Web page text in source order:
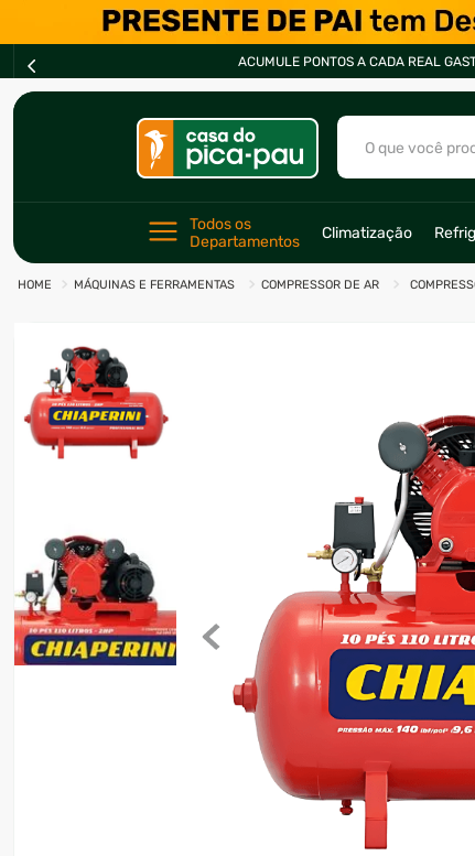
ACUMULE PONTOS A CADA REAL
O que você
Todos os
Departamentos
Climatização
MÁQUINAS E FERRAMENTAS COMPRESSOR DE AR
2º
fogão
cervejeira
ventilador
motosserra
9º
lavadora
10º climatizador